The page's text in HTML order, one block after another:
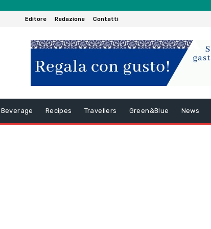
Editore Redazione Contatti
Beverage Recipes Travellers Green&Blue News